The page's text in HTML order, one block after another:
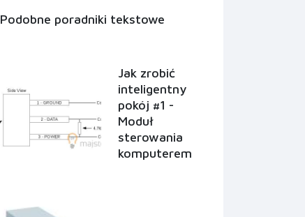
Podobne poradniki tekstowe
Jak zrobić
inteligentny
pokój #1 -
Moduł
sterowania
komputerem